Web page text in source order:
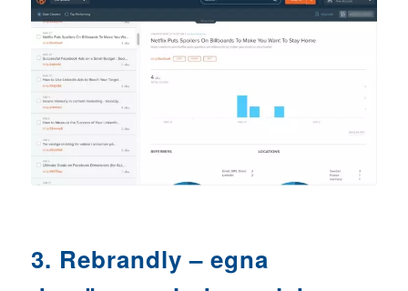
3. Rebrandly – egna